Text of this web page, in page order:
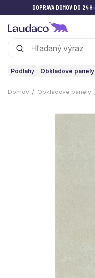
DOPRAVA DOMOV DO 24H•
Podlahy Obkladové panely
Domov Obkladové panely